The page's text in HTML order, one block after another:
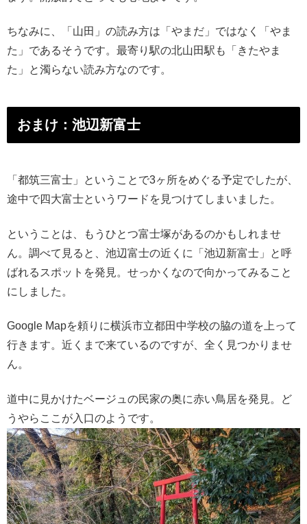
ちなみに、「山田」の読み方は「やまだ」ではなく「やま
た」であるそうです。最寄り駅の北山田駅も「きたやま
た」と濁らない読み方なのです。
おまけ：池辺新富士
「都筑三富士」ということで3ヶ所をめぐる予定でしたが、
途中で四大富士というワードを見つけてしまいました。
ということは、もうひとつ富士塚があるのかもしれませ
ん。調べて見ると、池辺富士の近くに「池辺新富士」と呼
ばれるスポットを発見。せっかくなので向かってみること
にしました。
Google Mapを頼りに横浜市立都田中学校の脇の道を上って
行きます。近くまで来ているのですが、全く見つかりませ
ん。
道中に見かけたベージュの民家の奥に赤い鳥居を発見。ど
うやらここが入口のようです。